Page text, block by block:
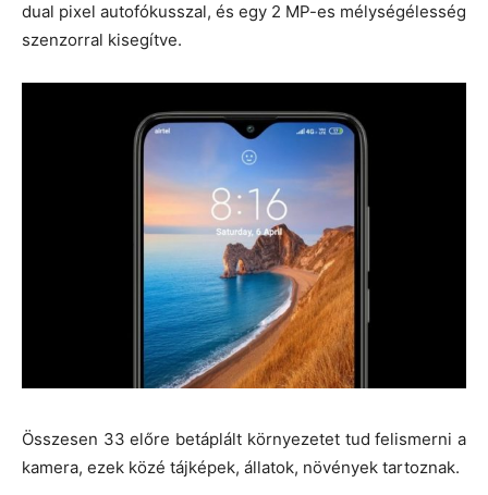
dual pixel autofókusszal, és egy 2 MP-es mélységélesség
szenzorral kisegítve.
Összesen 33 előre betáplált környezetet tud felismerni a
kamera, ezek közé tájképek, állatok, növények tartoznak.